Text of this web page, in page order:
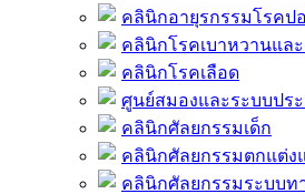
คลินิกอายุรกรรมโรคป
คลินิกโรคเบาหวานแล
คลินิกโรคเลือด
ศูนย์สมองและระบบปร
คลินิกศัลยกรรมเด็ก
คลินิกศัลยกรรมตกแต่ง
คลินิกศัลยกรรมระบบท